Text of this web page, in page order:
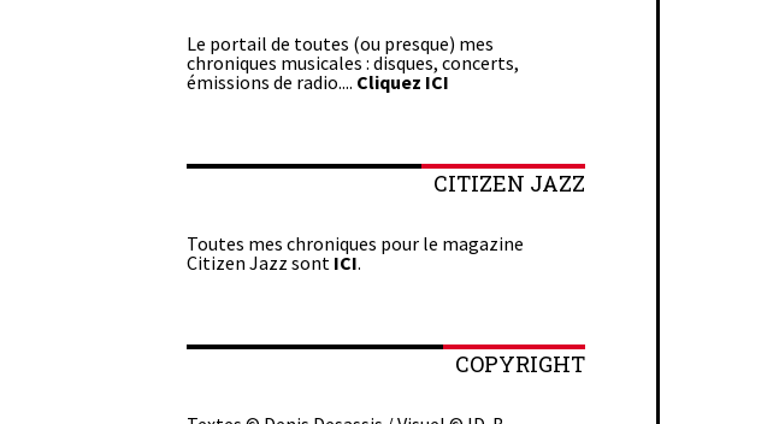
Le portail de toutes (ou presque) mes
chroniques musicales : disques, concerts,
émissions de radio.... Cliquez ICI
CITIZEN JAZZ
Toutes mes chroniques pour le magazine
Citizen Jazz sont ICI.
COPYRIGHT